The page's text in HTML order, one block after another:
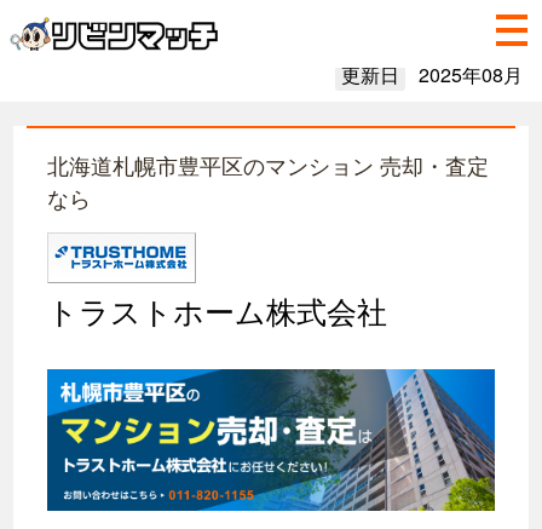
更新日 2025年08月
北海道札幌市豊平区のマンション 売却・査定
なら
トラストホーム株式会社